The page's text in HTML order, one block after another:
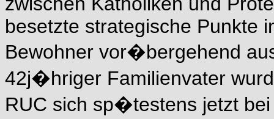
besetzte strategische Punkte
Bewohner vor�bergehend
42j�hriger Familienvater
RUC sich sp�testens jetzt